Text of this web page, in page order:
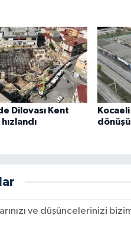
Dilovası Kent